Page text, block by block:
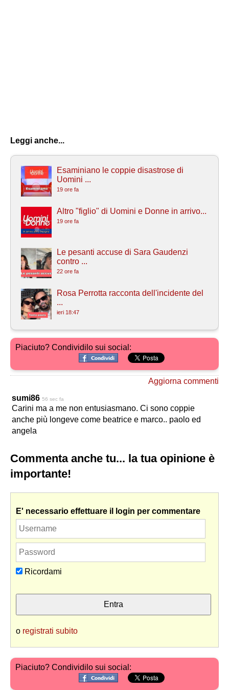
Leggi anche...
Esaminiano le coppie disastrose di
Uomini ...
19 ore fa
Altro "figlio" di Uomini e Donne in arrivo...
19 ore fa
Le pesanti accuse di Sara Gaudenzi
contro ...
22 ore fa
Rosa Perrotta racconta dell'incidente del
...
ieri 18:47
Piaciuto? Condividilo sui social:
Aggiorna commenti
sumi86 56 sec fa
Carini ma a me non entusiasmano. Ci sono coppie
anche più longeve come beatrice e marco.. paolo ed
angela
Commenta anche tu... la tua opinione è
importante!
E' necessario effettuare il login per commentare
Ricordami
o registrati subito
Piaciuto? Condividilo sui social: